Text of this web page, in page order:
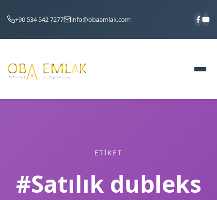
+90 534 542 7277 info@obaemlak.com
ETIKET
#Satılık dubleks